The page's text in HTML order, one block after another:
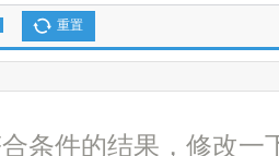
重置
条件的结果，修改一